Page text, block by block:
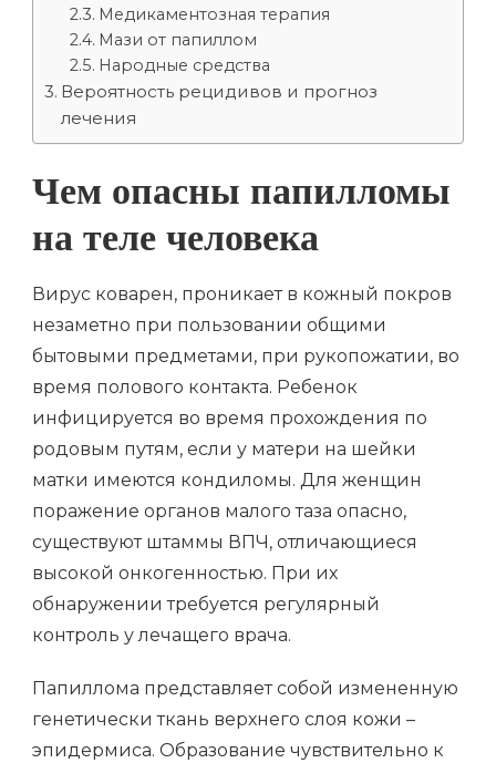
Медикаментозная терапия
Мази от папиллом
Народные средства
Вероятность рецидивов и прогноз
лечения
Чем опасны папилломы
на теле человека
Вирус коварен, проникает в кожный покров
незаметно при пользовании общими
бытовыми предметами, при рукопожатии, во
время полового контакта. Ребенок
инфицируется во время прохождения по
родовым путям, если у матери на шейки
матки имеются кондиломы. Для женщин
поражение органов малого таза опасно,
существуют штаммы ВПЧ, отличающиеся
высокой онкогенностью. При их
обнаружении требуется регулярный
контроль у лечащего врача.
Папиллома представляет собой измененную
генетически ткань верхнего слоя кожи –
эпидермиса. Образование чувствительно к